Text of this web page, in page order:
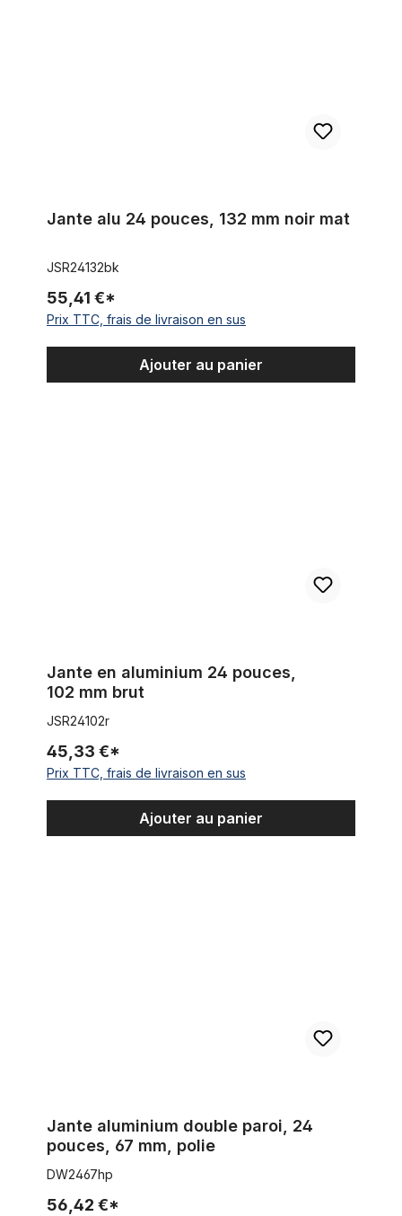
Jante alu 24 pouces, 132 mm noir mat
JSR24132bk
55,41 €*
Prix TTC, frais de livraison en sus
Ajouter au panier
Jante en aluminium 24 pouces,
102 mm brut
JSR24102r
45,33 €*
Prix TTC, frais de livraison en sus
Ajouter au panier
Jante aluminium double paroi, 24
pouces, 67 mm, polie
DW2467hp
56,42 €*